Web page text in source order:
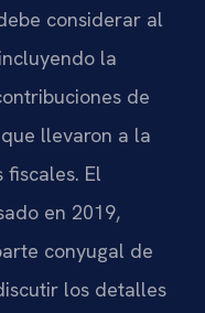
considerar al
la
de
llevaron a la
fiscales. El
en 2019,
conyugal de
los detalles